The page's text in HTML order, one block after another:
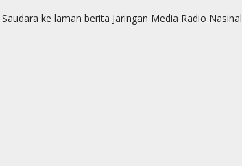
ke laman berita Jaringan Media Radio Nasinal